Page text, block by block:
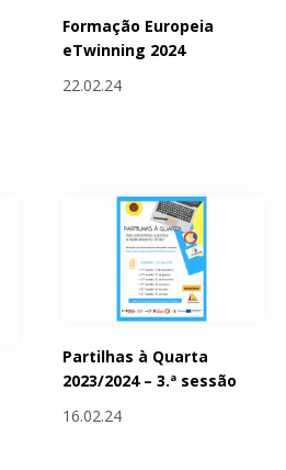
Formação Europeia
eTwinning 2024
22.02.24
Partilhas à Quarta
2023/2024 – 3.ª sessão
16.02.24